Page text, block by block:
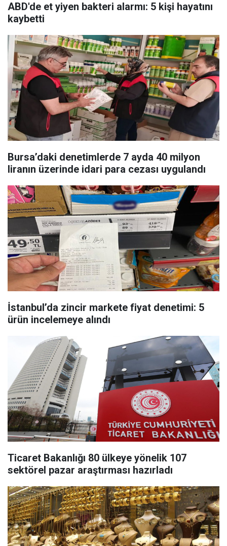
ABD'de et yiyen bakteri alarmı: 5 kişi hayatını
kaybetti
Bursa’daki denetimlerde 7 ayda 40 milyon
liranın üzerinde idari para cezası uygulandı
İstanbul’da zincir markete fiyat denetimi: 5
ürün incelemeye alındı
Ticaret Bakanlığı 80 ülkeye yönelik 107
sektörel pazar araştırması hazırladı